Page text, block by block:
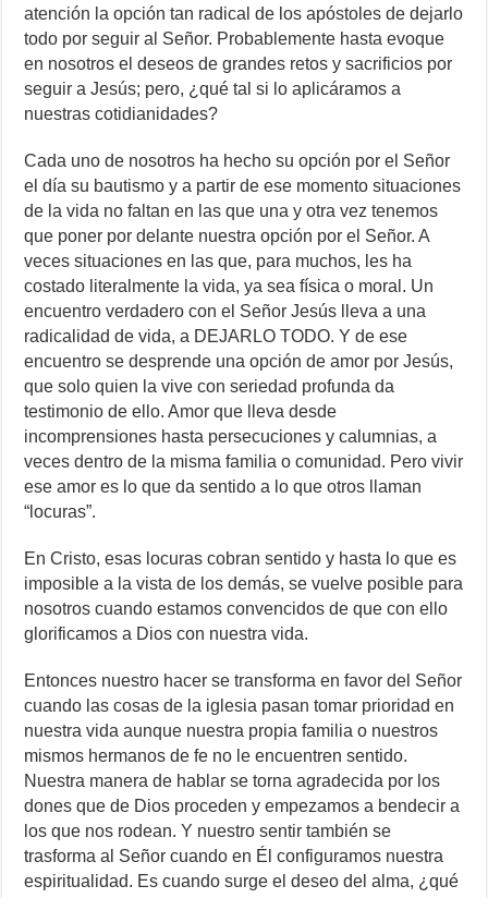
atención la opción tan radical de los apóstoles de dejarlo
todo por seguir al Señor. Probablemente hasta evoque
en nosotros el deseos de grandes retos y sacrificios por
seguir a Jesús; pero, ¿qué tal si lo aplicáramos a
nuestras cotidianidades?
Cada uno de nosotros ha hecho su opción por el Señor
el día su bautismo y a partir de ese momento situaciones
de la vida no faltan en las que una y otra vez tenemos
que poner por delante nuestra opción por el Señor. A
veces situaciones en las que, para muchos, les ha
costado literalmente la vida, ya sea física o moral. Un
encuentro verdadero con el Señor Jesús lleva a una
radicalidad de vida, a DEJARLO TODO. Y de ese
encuentro se desprende una opción de amor por Jesús,
que solo quien la vive con seriedad profunda da
testimonio de ello. Amor que lleva desde
incomprensiones hasta persecuciones y calumnias, a
veces dentro de la misma familia o comunidad. Pero vivir
ese amor es lo que da sentido a lo que otros llaman
“locuras”.
En Cristo, esas locuras cobran sentido y hasta lo que es
imposible a la vista de los demás, se vuelve posible para
nosotros cuando estamos convencidos de que con ello
glorificamos a Dios con nuestra vida.
Entonces nuestro hacer se transforma en favor del Señor
cuando las cosas de la iglesia pasan tomar prioridad en
nuestra vida aunque nuestra propia familia o nuestros
mismos hermanos de fe no le encuentren sentido.
Nuestra manera de hablar se torna agradecida por los
dones que de Dios proceden y empezamos a bendecir a
los que nos rodean. Y nuestro sentir también se
trasforma al Señor cuando en Él configuramos nuestra
espiritualidad. Es cuando surge el deseo del alma, ¿qué